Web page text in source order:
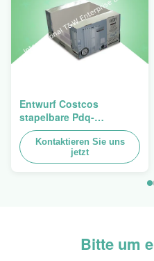
Entwurf Costcos
stapelbare Pdq-
Hochleistungsbehälter
zum Verkauf des
Vorhangs, Last 100kgs
Kontaktieren Sie uns
jetzt
Bitte um